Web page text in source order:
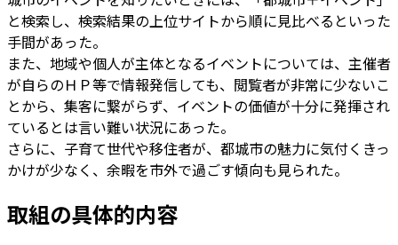
と検索し、検索結果の上位サイトから順に見比べるといった
手間があった。
また、地域や個人が主体となるイベントについては、主催者
が自らのＨＰ等で情報発信しても、閲覧者が非常に少ないこ
とから、集客に繋がらず、イベントの価値が十分に発揮され
ているとは言い難い状況にあった。
さらに、子育て世代や移住者が、都城市の魅力に気付くきっ
かけが少なく、余暇を市外で過ごす傾向も見られた。
取組の具体的内容